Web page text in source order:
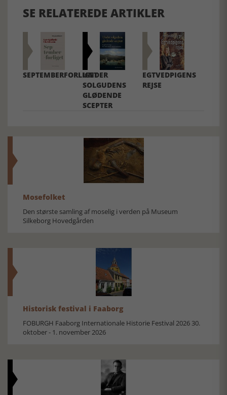
SE RELATEREDE ARTIKLER
SEPTEMBERFORLIGET
UNDER
SOLGUDENS
GLØDENDE
SCEPTER
EGTVEDPIGENS
REJSE
Mosefolket
Den største samling af moselig i verden på Museum
Silkeborg Hovedgården
Historisk festival i Faaborg
FOBURGH Faaborg Internationale Historie Festival 2026 30.
oktober - 1. november 2026